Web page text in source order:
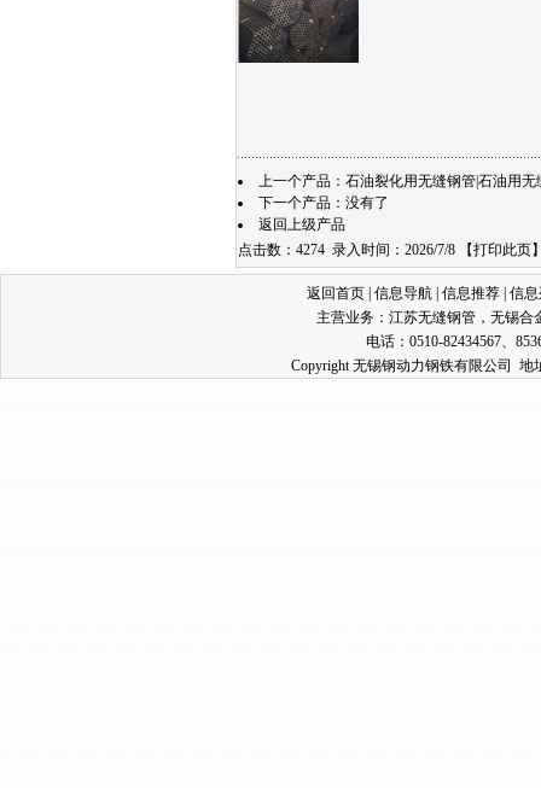
上一个产品： 石油裂化用无缝钢管|石油用
下一个产品：没有了
返回上级产品
点击数：4274 录入时间：2026/7/8 【打印此页
返回首页 信息导航 信息推荐 信
主营业务： 江苏无缝钢管 ， 无锡合
电话：0510-82434567、
Copyright 无锡钢动力钢铁有限公司